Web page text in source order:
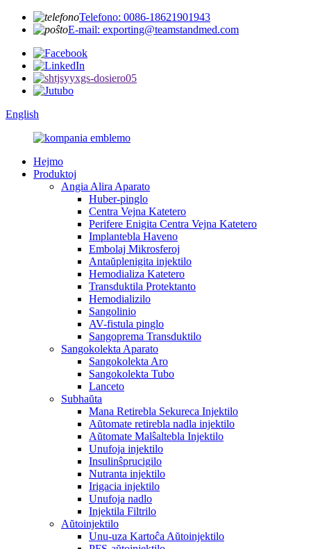
Telefono: 0086-18621901943
E-mail: exporting@teamstandmed.com
English
Hejmo
Produktoj
Angia Alira Aparato
Huber-pinglo
Centra Vejna Katetero
Perifere Enigita Centra Vejna Katetero
Implantebla Haveno
Embolaj Mikrosferoj
Antaŭplenigita injektilo
Hemodializa Katetero
Transduktila Protektanto
Hemodializilo
Sangolinio
AV-fistula pinglo
Sangoprema Transduktilo
Sangokolekta Aparato
Sangokolekta Aro
Sangokolekta Tubo
Lanceto
Subhaŭta
Mana Retirebla Sekureca Injektilo
Aŭtomate retirebla nadla injektilo
Aŭtomate Malŝaltebla Injektilo
Unufoja injektilo
Insulinŝprucigilo
Nutranta injektilo
Irigacia injektilo
Unufoja nadlo
Injektila Filtrilo
Aŭtoinjektilo
Unu-uza Kartoĉa Aŭtoinjektilo